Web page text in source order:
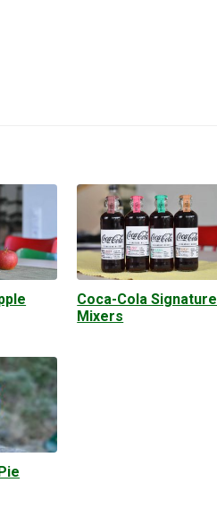
Coca-Cola Signature
Mixers